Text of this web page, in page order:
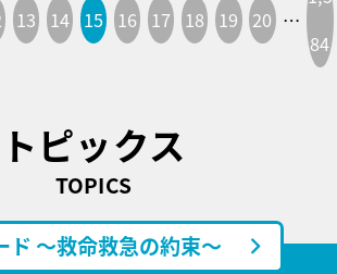
13 14 15 16 17 18 19 20 …
84
トピックス
TOPICS
ド ～救命救急の約束～